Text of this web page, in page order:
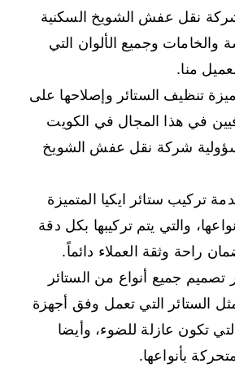
نقل عفش الشويخ السكنية
والخامات وجميع الألوان التي
منا.
تنظيف الستائر وإصلاحها على
في هذا المجال في الكويت
شركة نقل عفش الشويخ
تركيب ستائر ايكيا المتميزة
والتي يتم تركيبها بكل دقة
راحة وثقة العملاء دائماً.
تصميم جميع أنواع من الستائر
الستائر التي تعمل وفق أجهزة
تكون عازلة للضوء، وأيضا
بأنواعها.